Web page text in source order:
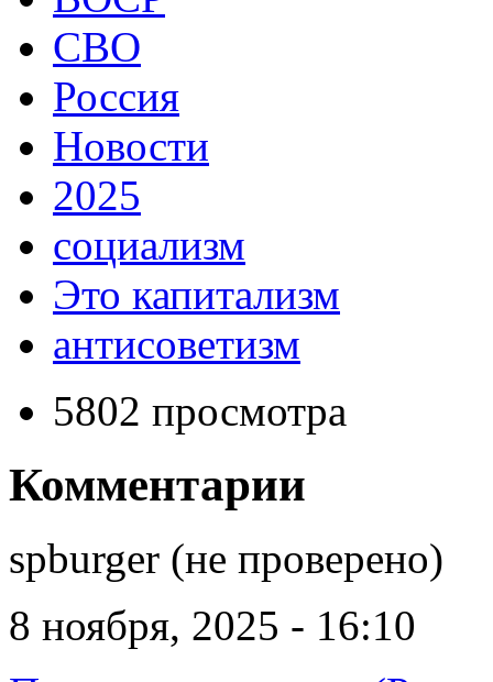
СВО
Россия
Новости
2025
социализм
Это капитализм
антисоветизм
5802 просмотра
Комментарии
spburger (не проверено)
8 ноября, 2025 - 16:10